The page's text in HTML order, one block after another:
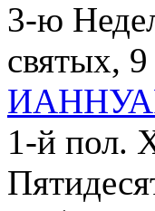
3-ю
святых,
1-й пол.